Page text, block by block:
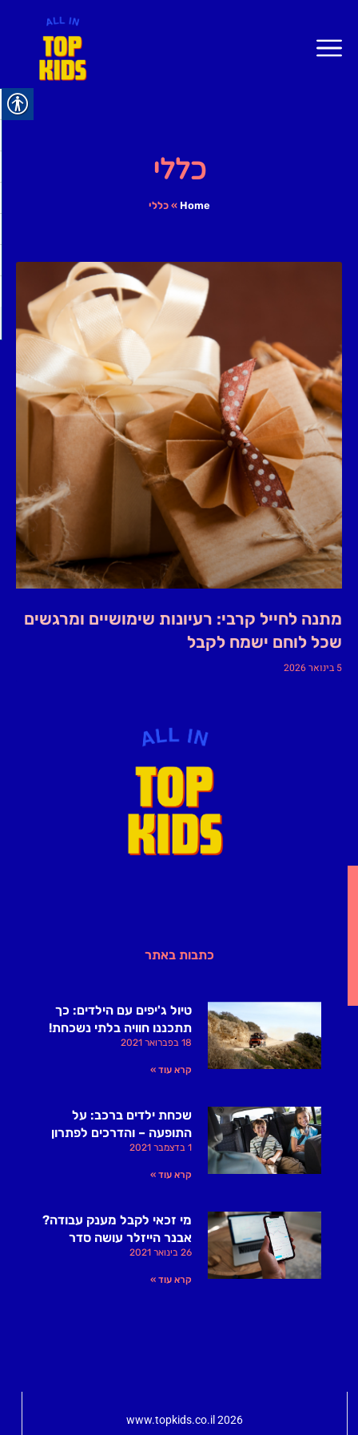
כללי
Home
»כללי
מתנה לחייל קרבי: רעיונות שימושיים ומרגשים
שכל לוחם ישמח לקבל
5 בינואר 2026
כתבות באתר
טיול ג'יפים עם הילדים: כך
תתכננו חוויה בלתי נשכחת!
18 בפברואר 2021
קרא עוד »
שכחת ילדים ברכב: על
התופעה – והדרכים לפתרון
1 בדצמבר 2021
קרא עוד »
מי זכאי לקבל מענק עבודה?
אבנר הייזלר עושה סדר
26 בינואר 2021
קרא עוד »
www.topkids.co.il 2026